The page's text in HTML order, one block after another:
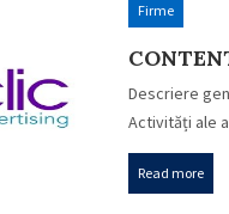
Firme
Descriere
Activități ale
Read more